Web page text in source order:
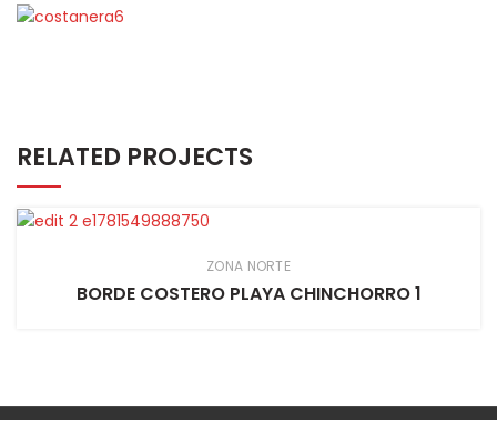
RELATED PROJECTS
ZONA NORTE
BORDE COSTERO PLAYA CHINCHORRO 1